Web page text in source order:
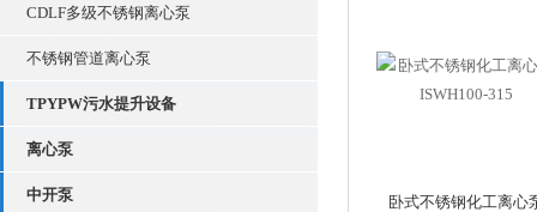
CDLF多级不锈钢离心泵
不锈钢管道离心泵
TPYPW污水提升设备
离心泵
中开泵
增压送水，空调循环用水
卧式不锈钢化工离心